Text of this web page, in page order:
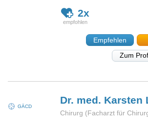
2x
Empfehlen
Zum
GÄCD
Dr. med. Karsten
Chirurg (Facharzt für